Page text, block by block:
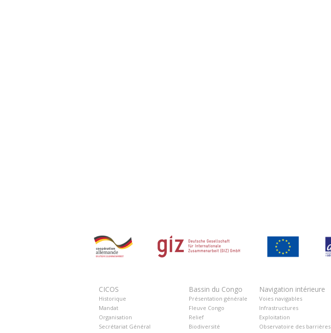
CICOS
Historique
Mandat
Organisation
Secrétariat Général
Bassin du Congo
Présentation générale
Fleuve Congo
Relief
Biodiversité
Navigation intérieure
Voies navigables
Infrastructures
Exploitation
Observatoire des barrières